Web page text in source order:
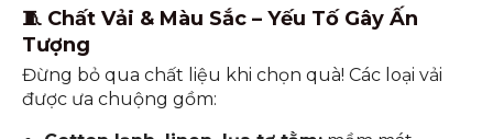
🧵 Chất Vải & Màu Sắc – Yếu Tố Gây Ấn
Tượng
Đừng bỏ qua chất liệu khi chọn quà! Các loại vải
được ưa chuộng gồm: